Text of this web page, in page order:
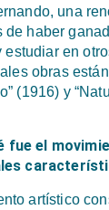
una
de haber
en
obras
(1916) y
fue el
artístico